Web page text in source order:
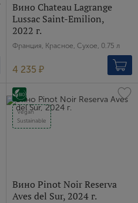
Вино Chateau Lagrange
Lussac Saint-Emilion,
2022 г.
Франция, Красное, Сухое, 0.75 л
4 235 ₽
Vegan
Sustainable
Вино Pinot Noir Reserva
Aves del Sur, 2024 г.